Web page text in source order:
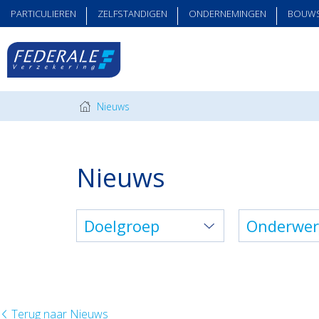
PARTICULIEREN ZELFSTANDIGEN ONDERNEMINGEN
Nieuws
Nieuws
Doelgroep
Terug naar Nieuws